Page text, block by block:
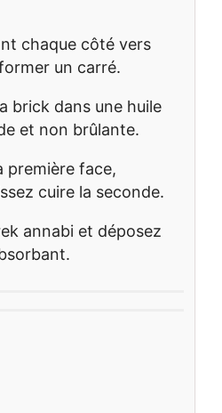
chaque côté vers
un carré.
brick dans une huile
et non brûlante.
première face,
cuire la seconde.
annabi et déposez